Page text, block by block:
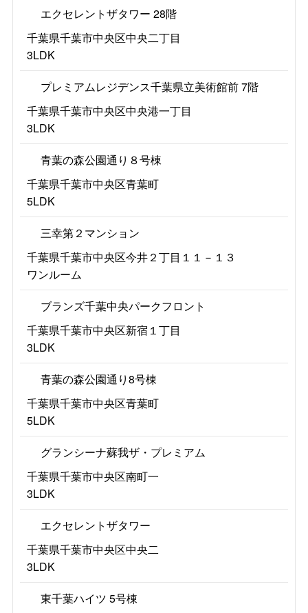
エクセレントザタワー 28階
千葉県千葉市中央区中央二丁目
3LDK
プレミアムレジデンス千葉県立美術館前 7階
千葉県千葉市中央区中央港一丁目
3LDK
青葉の森公園通り８号棟
千葉県千葉市中央区青葉町
5LDK
三幸第２マンション
千葉県千葉市中央区今井２丁目１１－１３
ワンルーム
ブランズ千葉中央パークフロント
千葉県千葉市中央区新宿１丁目
3LDK
青葉の森公園通り8号棟
千葉県千葉市中央区青葉町
5LDK
グランシーナ蘇我ザ・プレミアム
千葉県千葉市中央区南町一
3LDK
エクセレントザタワー
千葉県千葉市中央区中央二
3LDK
東千葉ハイツ 5号棟